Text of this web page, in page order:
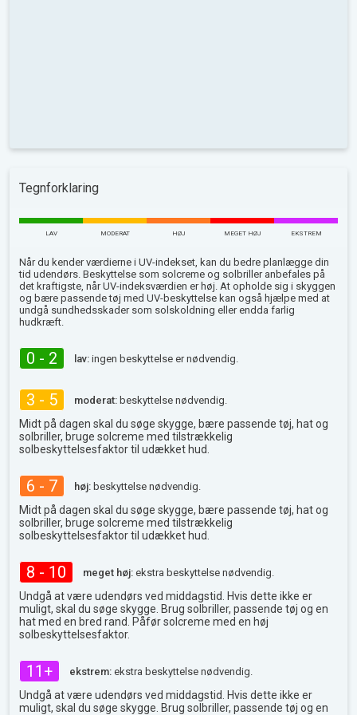
Tegnforklaring
LAV MODERAT HØJ MEGET HØJ EKSTREM
Når du kender værdierne i UV-indekset, kan du bedre planlægge din
tid udendørs. Beskyttelse som solcreme og solbriller anbefales på
det kraftigste, når UV-indeksværdien er høj. At opholde sig i skyggen
og bære passende tøj med UV-beskyttelse kan også hjælpe med at
undgå sundhedsskader som solskoldning eller endda farlig
hudkræft.
0 - 2 lav: ingen beskyttelse er nødvendig.
3 - 5 moderat: beskyttelse nødvendig.
Midt på dagen skal du søge skygge, bære passende tøj, hat og
solbriller, bruge solcreme med tilstrækkelig
solbeskyttelsesfaktor til udækket hud.
6 - 7 høj: beskyttelse nødvendig.
Midt på dagen skal du søge skygge, bære passende tøj, hat og
solbriller, bruge solcreme med tilstrækkelig
solbeskyttelsesfaktor til udækket hud.
8 - 10 meget høj: ekstra beskyttelse nødvendig.
Undgå at være udendørs ved middagstid. Hvis dette ikke er
muligt, skal du søge skygge. Brug solbriller, passende tøj og en
hat med en bred rand. Påfør solcreme med en høj
solbeskyttelsesfaktor.
11+ ekstrem: ekstra beskyttelse nødvendig.
Undgå at være udendørs ved middagstid. Hvis dette ikke er
muligt, skal du søge skygge. Brug solbriller, passende tøj og en